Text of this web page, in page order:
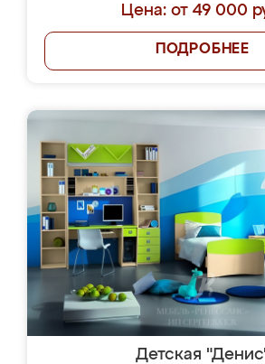
Цена: от 49 000
ПОДРОБНЕЕ
Детская